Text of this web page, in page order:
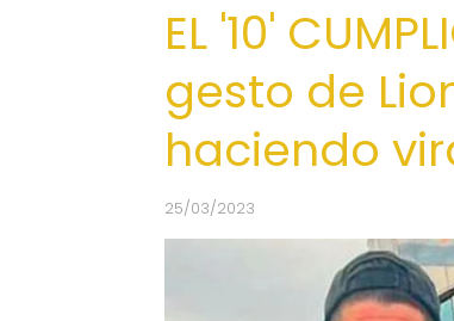
EL '10'
gesto de
haciendo
25/03/2023